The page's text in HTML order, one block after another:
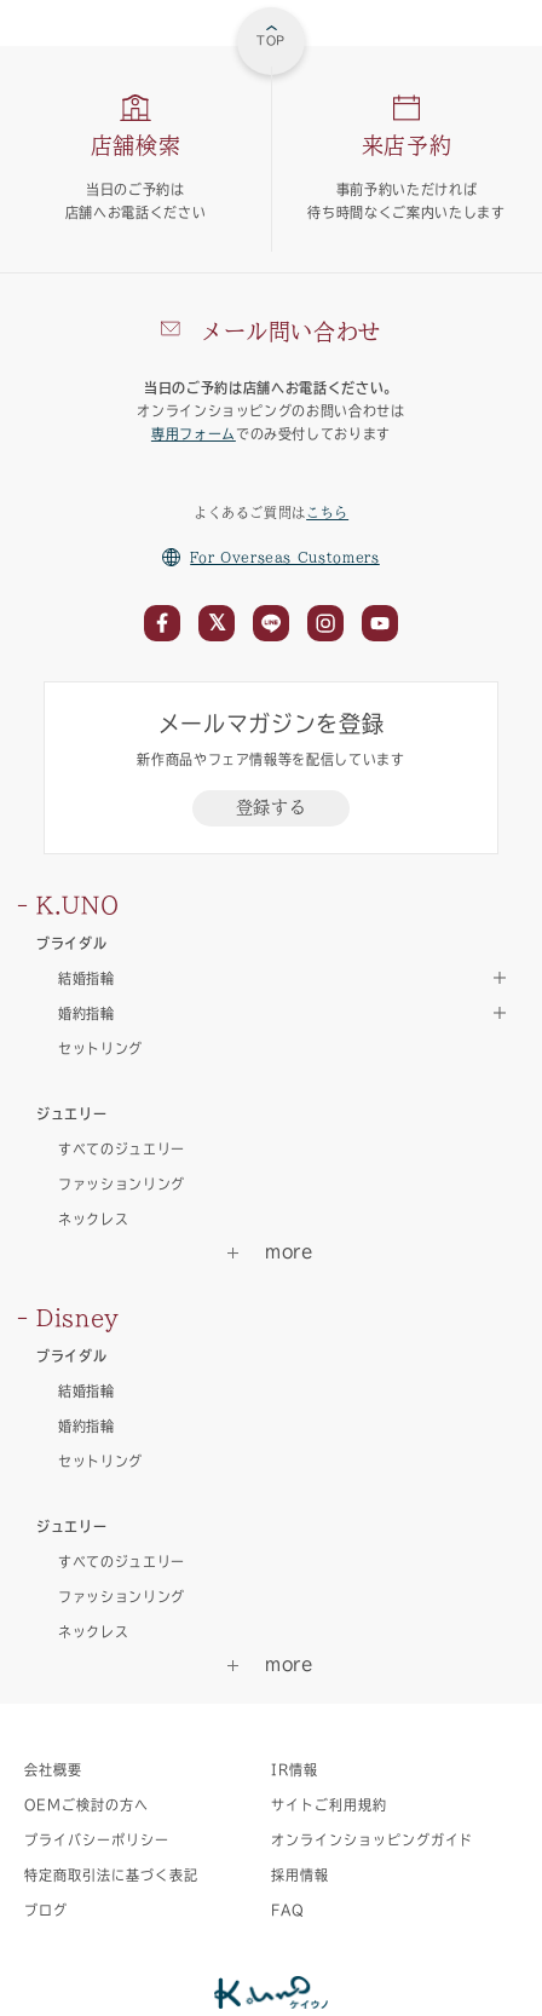
TOP
メール問い合わせ
当日のご予約は店舗へお電話ください。
オンラインショッピングのお問い合わせは
専用フォーム でのみ受付しております
店舗検索
当日のご予約は
店舗へお電話ください
来店予約
事前予約いただければ
待ち時間なくご案内いたします
よくあるご質問は こちら
For Overseas Customers
メールマガジンを登録
新作商品やフェア情報等を配信しています
登録する
K.UNO
ブライダル
結婚指輪
婚約指輪
セットリング
ジュエリー
すべてのジュエリー
ファッションリング
ネックレス
Disney
ブライダル
結婚指輪
婚約指輪
セットリング
ジュエリー
すべてのジュエリー
ファッションリング
ネックレス
会社概要 IR情報
OEMご検討の方へ サイトご利用規約
プライバシーポリシー オンラインショッピングガイド
特定商取引法に基づく表記 採用情報
ブログ FAQ